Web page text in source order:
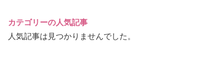
カテゴリーの人気記事
人気記事は見つかりませんでした。